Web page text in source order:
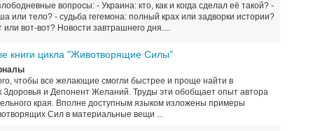
вопросы: - Украина: кто, как и когда сделал её такой? -
или тело? - судьба гегемона: полный крах или задворки истории?
вот-вот? Новости завтрашнего дня....
книги цикла "Животворящие Силы"
чтобы все желающие смогли быстрее и проще найти в
Здоровья и Депонент Желаний. Труды эти обобщает опыт автора
края. Вполне доступным языком изложены примеры
Сил в материальные вещи ...